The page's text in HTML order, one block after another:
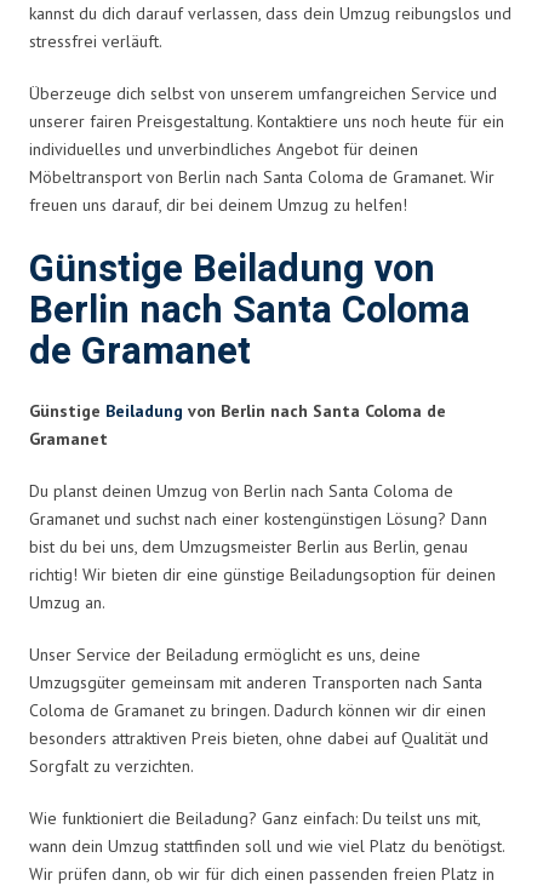
kannst du dich darauf verlassen, dass dein Umzug reibungslos und
stressfrei verläuft.
Überzeuge dich selbst von unserem umfangreichen Service und
unserer fairen Preisgestaltung. Kontaktiere uns noch heute für ein
individuelles und unverbindliches Angebot für deinen
Möbeltransport von Berlin nach Santa Coloma de Gramanet. Wir
freuen uns darauf, dir bei deinem Umzug zu helfen!
Günstige Beiladung von
Berlin nach Santa Coloma
de Gramanet
Günstige Beiladung von Berlin nach Santa Coloma de
Gramanet
Du planst deinen Umzug von Berlin nach Santa Coloma de
Gramanet und suchst nach einer kostengünstigen Lösung? Dann
bist du bei uns, dem Umzugsmeister Berlin aus Berlin, genau
richtig! Wir bieten dir eine günstige Beiladungsoption für deinen
Umzug an.
Unser Service der Beiladung ermöglicht es uns, deine
Umzugsgüter gemeinsam mit anderen Transporten nach Santa
Coloma de Gramanet zu bringen. Dadurch können wir dir einen
besonders attraktiven Preis bieten, ohne dabei auf Qualität und
Sorgfalt zu verzichten.
Wie funktioniert die Beiladung? Ganz einfach: Du teilst uns mit,
wann dein Umzug stattfinden soll und wie viel Platz du benötigst.
Wir prüfen dann, ob wir für dich einen passenden freien Platz in